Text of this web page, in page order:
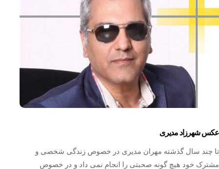
عکس شهرزاد مدیری
تا چند سال گذشته مهران مدیری در خصوص زندگی شخصی و
مشترک خود هیچ گونه صحبتی را انجام نمی داد و در خصوص